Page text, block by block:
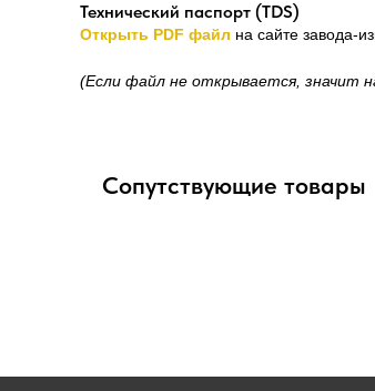
Технический паспорт (TDS)
Открыть PDF файл на сайте завода-
(Если файл не открывается, значит
Сопутствующие товары